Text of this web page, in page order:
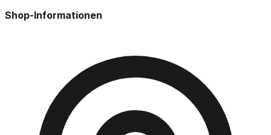
Shop-Informationen